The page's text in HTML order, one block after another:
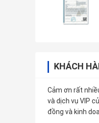
KHÁCH
Cảm ơn rất
và dịch vụ VIP
đồng và kinh